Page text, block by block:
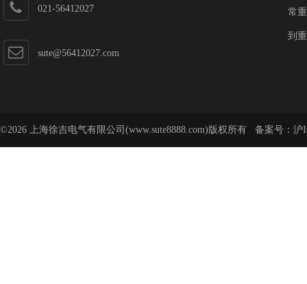
021-56412027
sute@56412027.com
常
到
©2026 上海徐吉电气有限公司(www.sute8888.com)版权所有 备案号： 沪